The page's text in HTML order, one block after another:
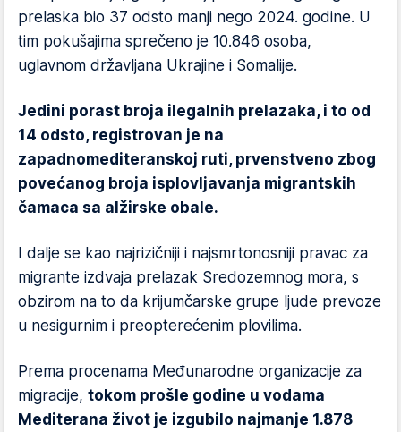
prelaska bio 37 odsto manji nego 2024. godine. U
tim pokušajima sprečeno je 10.846 osoba,
uglavnom državljana Ukrajine i Somalije.
Jedini porast broja ilegalnih prelazaka, i to od
14 odsto, registrovan je na
zapadnomediteranskoj ruti, prvenstveno zbog
povećanog broja isplovljavanja migrantskih
čamaca sa alžirske obale.
I dalje se kao najrizičniji i najsmrtonosniji pravac za
migrante izdvaja prelazak Sredozemnog mora, s
obzirom na to da krijumčarske grupe ljude prevoze
u nesigurnim i preopterećenim plovilima.
Prema procenama Međunarodne organizacije za
migracije, tokom prošle godine u vodama
Mediterana život je izgubilo najmanje 1.878